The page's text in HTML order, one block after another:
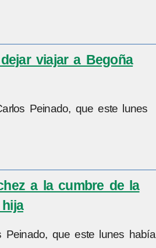
viajar a Begoña
Peinado, que este lunes
a la cumbre de la
Peinado, que este lunes había